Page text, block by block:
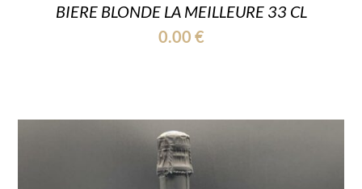
BIERE BLONDE LA MEILLEURE 33 CL
0.00 €